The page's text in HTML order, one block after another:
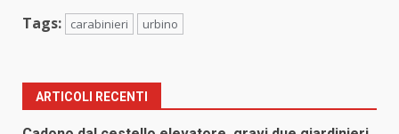
Tags: carabinieri urbino
ARTICOLI RECENTI